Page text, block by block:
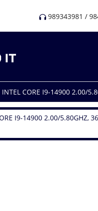
989343981 /
INTEL CORE I9-14900 2.00/